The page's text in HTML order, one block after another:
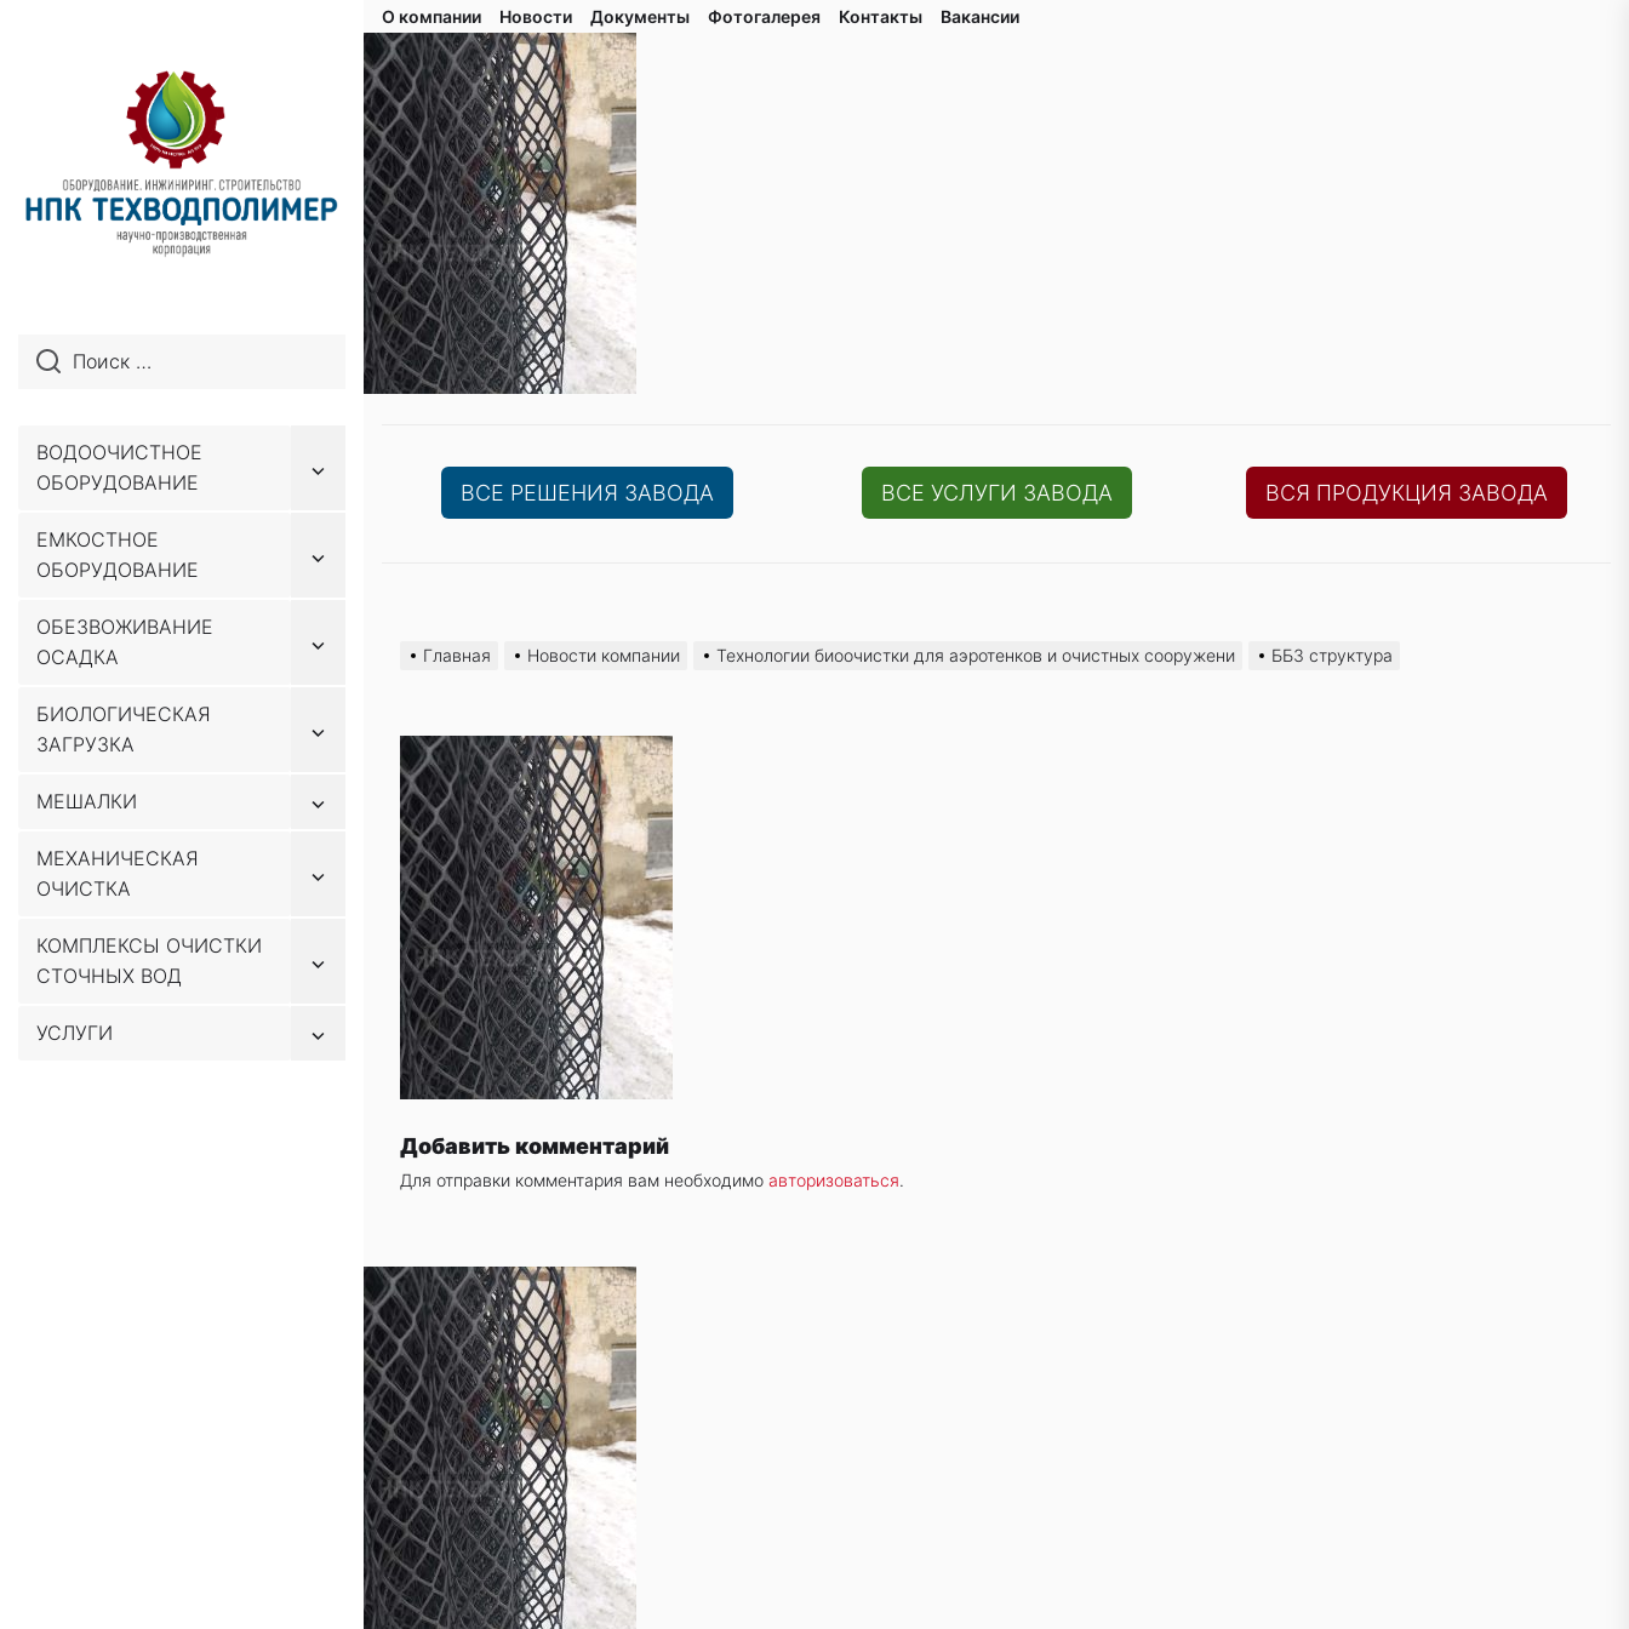
ВСЕ РЕШЕНИЯ ЗАВОДА ВСЕ УСЛУГИ ЗАВОДА ВСЯ ПРОДУКЦИЯ ЗАВОДА
ВОДООЧИСТНОЕ
ОБОРУДОВАНИЕ
Показывать
ЕМКОСТНОЕ
ОБОРУДОВАНИЕ
Показывать
ОБЕЗВОЖИВАНИЕ
ОСАДКА
Показывать
БИОЛОГИЧЕСКАЯ
ЗАГРУЗКА
Показывать
МЕШАЛКИ
Показывать
МЕХАНИЧЕСКАЯ
ОЧИСТКА
Показывать
КОМПЛЕКСЫ ОЧИСТКИ
СТОЧНЫХ ВОД
Показывать
УСЛУГИ
Показывать
Главная Новости компании Технологии биоочистки для аэротенков и очистных сооружени ББЗ структура
Добавить комментарий
Для отправки комментария вам необходимо авторизоваться.
О компании Новости Документы Фотогалерея Контaкты Вакaнсии